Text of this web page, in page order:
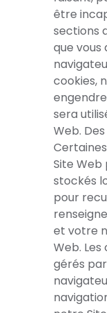
être
sections
que vous
cookies,
sera
Web.
Site Web
stockés
pour
et votre
Web.
gérés